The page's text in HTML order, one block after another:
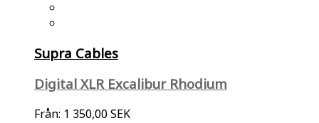
Supra Cables
Digital XLR Excalibur Rhodium
Från: 1 350,00 SEK